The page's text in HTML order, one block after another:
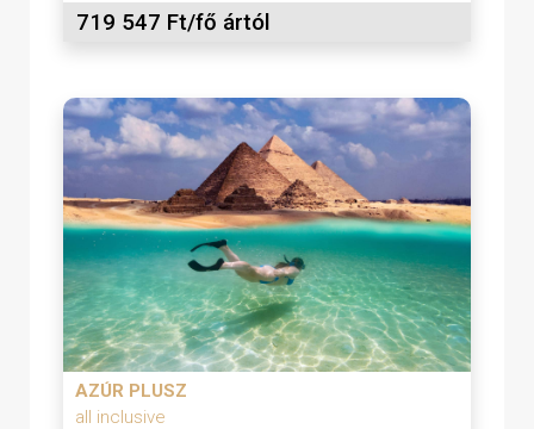
719 547 Ft/fő ártól
AZÚR PLUSZ
all inclusive